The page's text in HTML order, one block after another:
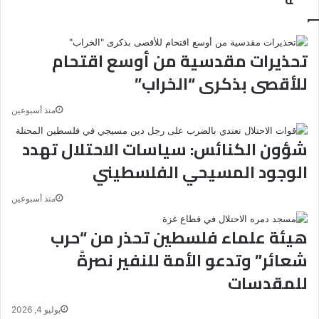
تحذيرات مقدسية من أوسع اقتحام
للأقصى بذكرى “الخراب”
منذ أسبوعين
شؤون الكنائس: سياسات الاحتلال تهدد
الوجود المسيحي الفلسطيني
منذ أسبوعين
هيئة علماء فلسطين تحذر من “حرب
شعائر” وتدعو الأمة للنفير نصرةً
للمقدسات
يوليو 4, 2026